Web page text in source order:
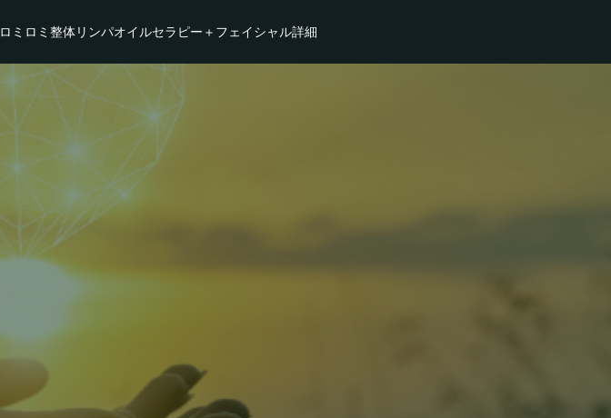
ロミロミ整体リンパオイルセラピー＋フェイシャル詳細